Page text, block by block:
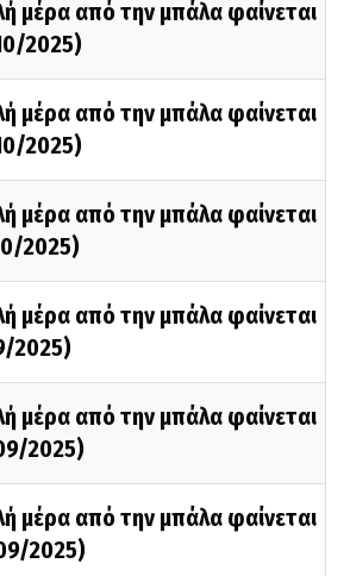
μέρα από την μπάλα φαίνεται
2025)
μέρα από την μπάλα φαίνεται
2025)
μέρα από την μπάλα φαίνεται
2025)
μέρα από την μπάλα φαίνεται
2025)
μέρα από την μπάλα φαίνεται
2025)
μέρα από την μπάλα φαίνεται
2025)